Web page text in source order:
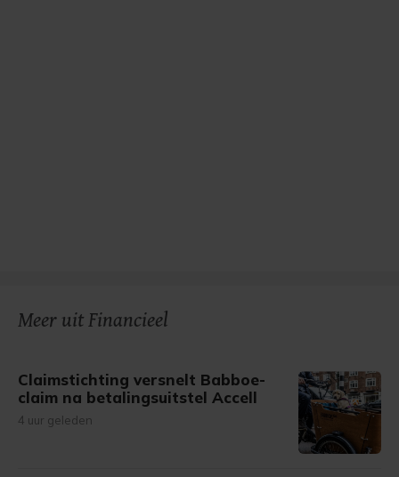
Meer uit Financieel
Claimstichting versnelt Babboe-
claim na betalingsuitstel Accell
4 uur geleden